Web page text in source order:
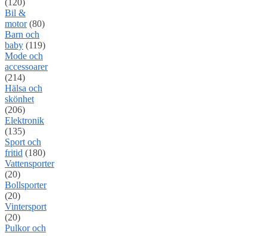
(120)
Bil &
motor (80)
Barn och
baby (119)
Mode och
accessoarer
(214)
Hälsa och
skönhet
(206)
Elektronik
(135)
Sport och
fritid (180)
Vattensporter
(20)
Bollsporter
(20)
Vintersport
(20)
Pulkor och